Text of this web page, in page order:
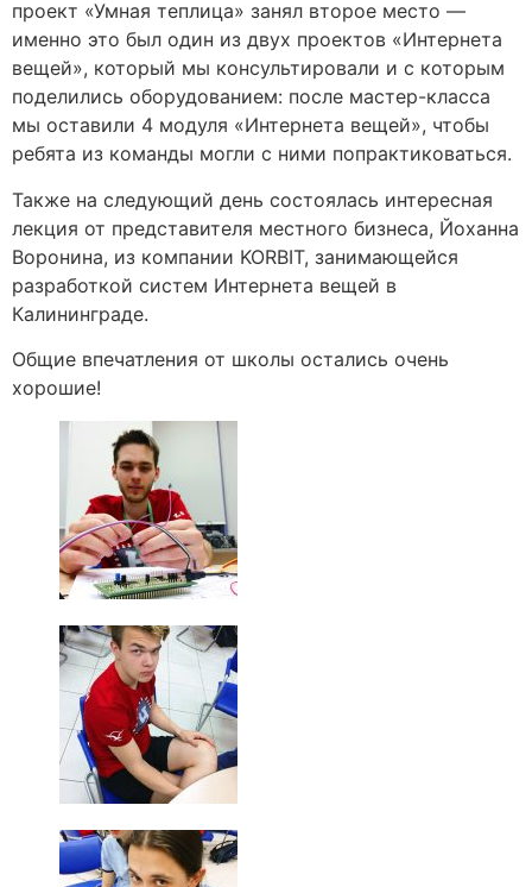
проект «Умная теплица» занял второе место —
именно это был один из двух проектов «Интернета
вещей», который мы консультировали и с которым
поделились оборудованием: после мастер-класса
мы оставили 4 модуля «Интернета вещей», чтобы
ребята из команды могли с ними попрактиковаться.
Также на следующий день состоялась интересная
лекция от представителя местного бизнеса, Йоханна
Воронина, из компании KORBIT, занимающейся
разработкой систем Интернета вещей в
Калининграде.
Общие впечатления от школы остались очень
хорошие!